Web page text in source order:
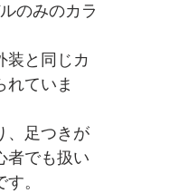
のみのカラ
装と同じカ
れていま
、足つきが
者でも扱い
。